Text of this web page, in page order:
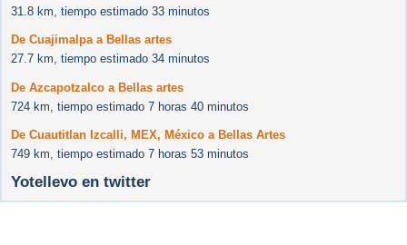
31.8 km, tiempo estimado 33 minutos
De Cuajimalpa a Bellas artes
27.7 km, tiempo estimado 34 minutos
De Azcapotzalco a Bellas artes
724 km, tiempo estimado 7 horas 40 minutos
De Cuautitlan Izcalli, MEX, México a Bellas Artes
749 km, tiempo estimado 7 horas 53 minutos
Yotellevo en twitter